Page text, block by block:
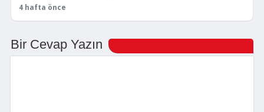
4 hafta önce
Bir Cevap Yazın